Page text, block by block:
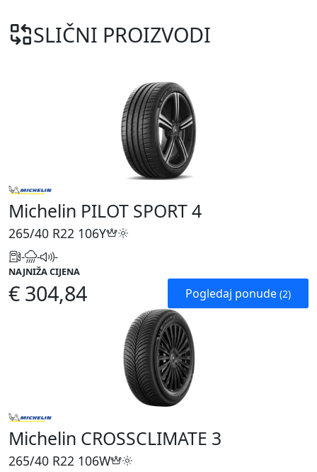
SLIČNI PROIZVODI
Michelin PILOT SPORT 4
265/40 R22 106Y
- - -
NAJNIŽA CIJENA
€ 304,84 Pogledaj ponude (2)
Michelin CROSSCLIMATE 3
265/40 R22 106W